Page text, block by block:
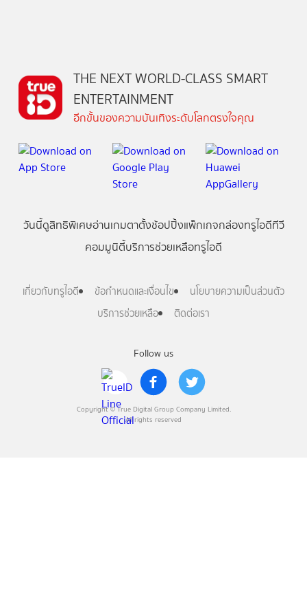
Follow us
Copyright © True Digital Group Company Limited.
All rights reserved
THE NEXT WORLD-CLASS SMART
ENTERTAINMENT
อีกขั้นของความบันเทิงระดับโลกตรงใจคุณ
วันนี้ดูสิทธิพิเศษอ่านเกมตาตั้งช้อปปิ้งแพ็กเกจกล่องทรูไอดีทีวี
คอมมูนิตี้บริการช่วยเหลือทรูไอดี
เกี่ยวกับทรูไอดี ข้อกำหนดและเงื่อนไข
นโยบายความเป็นส่วนตัว
บริการช่วยเหลือ
ติดต่อเรา